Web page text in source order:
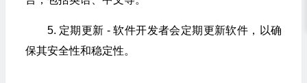
5. 定期更新 - 软件开发者会定期更新软件，以确
保其安全性和稳定性。